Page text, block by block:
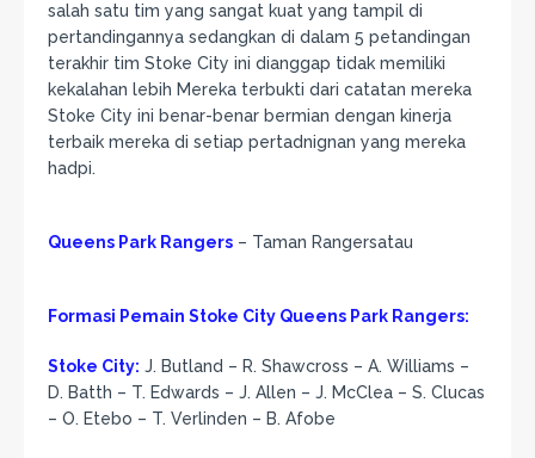
salah satu tim yang sangat kuat yang tampil di
pertandingannya sedangkan di dalam 5 petandingan
terakhir tim Stoke City ini dianggap tidak memiliki
kekalahan lebih Mereka terbukti dari catatan mereka
Stoke City ini benar-benar bermian dengan kinerja
terbaik mereka di setiap pertadnignan yang mereka
hadpi.
Queens Park Rangers – Taman Rangersatau
Formasi Pemain Stoke City Queens Park Rangers:
Stoke City: J. Butland – R. Shawcross – A. Williams –
D. Batth – T. Edwards – J. Allen – J. McClea – S. Clucas
– O. Etebo – T. Verlinden – B. Afobe